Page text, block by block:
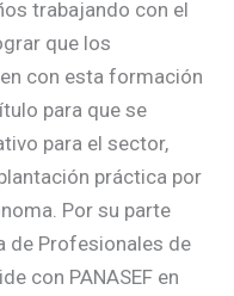
trabajando con el
que los
con esta formación
para que se
para el sector,
práctica por
Por su parte
de Profesionales de
con PANASEF en